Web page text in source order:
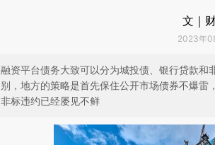
文｜
2023年
融资平台债务大致可以分为城投债、银行贷款
别，地方的策略是首先保住公开市场债券不爆雷
非标违约已经屡见不鲜